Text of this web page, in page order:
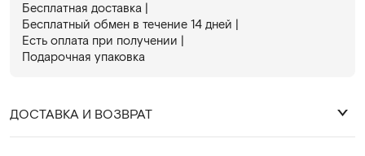
Бесплатная доставка |
Бесплатный обмен в течениe 14 дней |
Есть оплата при получении |
Подарочная упаковка
ДОСТАВКА И ВОЗВРАТ